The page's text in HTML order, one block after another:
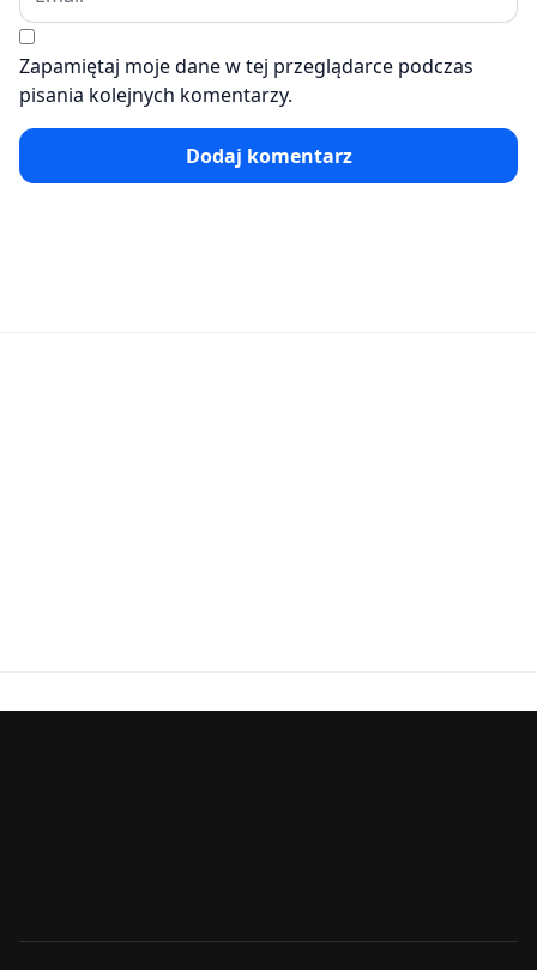
Zapamiętaj moje dane w tej przeglądarce podczas
pisania kolejnych komentarzy.
Dodaj komentarz